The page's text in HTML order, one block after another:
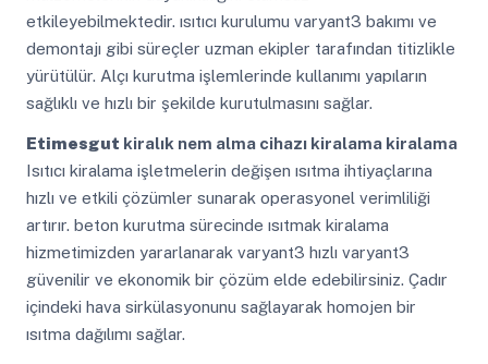
etkileyebilmektedir. ısıtıcı kurulumu varyant3 bakımı ve
demontajı gibi süreçler uzman ekipler tarafından titizlikle
yürütülür. Alçı kurutma işlemlerinde kullanımı yapıların
sağlıklı ve hızlı bir şekilde kurutulmasını sağlar.
Etimesgut kiralık nem alma cihazı kiralama kiralama
Isıtıcı kiralama işletmelerin değişen ısıtma ihtiyaçlarına
hızlı ve etkili çözümler sunarak operasyonel verimliliği
artırır. beton kurutma sürecinde ısıtmak kiralama
hizmetimizden yararlanarak varyant3 hızlı varyant3
güvenilir ve ekonomik bir çözüm elde edebilirsiniz. Çadır
içindeki hava sirkülasyonunu sağlayarak homojen bir
ısıtma dağılımı sağlar.